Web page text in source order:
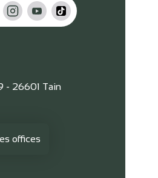
- 26601 Tain
offices